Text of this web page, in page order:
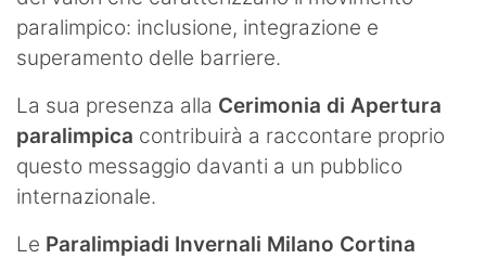
paralimpico: inclusione, integrazione e
superamento delle barriere.
La sua presenza alla Cerimonia di Apertura
paralimpica contribuirà a raccontare proprio
questo messaggio davanti a un pubblico
internazionale.
Le Paralimpiadi Invernali Milano Cortina